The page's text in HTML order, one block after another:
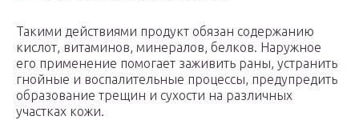
Такими действиями продукт обязан содержанию
кислот, витаминов, минералов, белков. Наружное
его применение помогает заживить раны, устранить
гнойные и воспалительные процессы, предупредить
образование трещин и сухости на различных
участках кожи.